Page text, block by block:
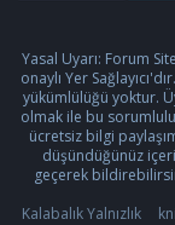
Yasal Uyarı: Forum
onaylı Yer
yükümlülüğü yoktur.
olmak ile bu
ücretsiz bilgi
düşündüğünüz
geçerek
Kalabalık Yalnızlık